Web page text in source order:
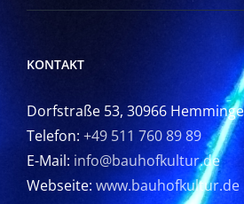
KONTAKT
Dorfstraße 53, 30966
Telefon: +49 511 760 89 89
E-Mail: info@bauhofkultur.de
Webseite: www.bauhofkultur.de